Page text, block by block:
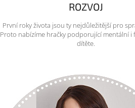
ROZVOJ
První roky života jsou ty nejdůležitější pro
Proto nabízíme hračky podporující mentální i
dítěte.